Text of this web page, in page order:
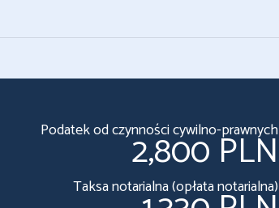
Podatek od czynności cywilno-prawnych
2,800 PLN
Taksa notarialna (opłata notarialna)